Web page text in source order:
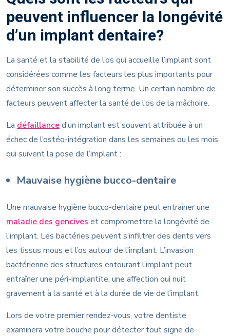
peuvent influencer la longévité
d’un implant dentaire?
La santé et la stabilité de l’os qui accueille l’implant sont
considérées comme les facteurs les plus importants pour
déterminer son succès à long terme. Un certain nombre de
facteurs peuvent affecter la santé de l’os de la mâchoire.
La défaillanced’un implant est souvent attribuée à un
échec de l’ostéo-intégration dans les semaines ou les mois
qui suivent la pose de l’implant :
Mauvaise hygiène bucco-dentaire
Une mauvaise hygiène bucco-dentaire peut entraîner une
maladie des gencives et compromettre la longévité de
l’implant. Les bactéries peuvent s’infiltrer des dents vers
les tissus mous et l’os autour de l’implant. L’invasion
bactérienne des structures entourant l’implant peut
entraîner une péri-implantite, une affection qui nuit
gravement à la santé et à la durée de vie de l’implant.
Lors de votre premier rendez-vous, votre dentiste
examinera votre bouche pour détecter tout signe de